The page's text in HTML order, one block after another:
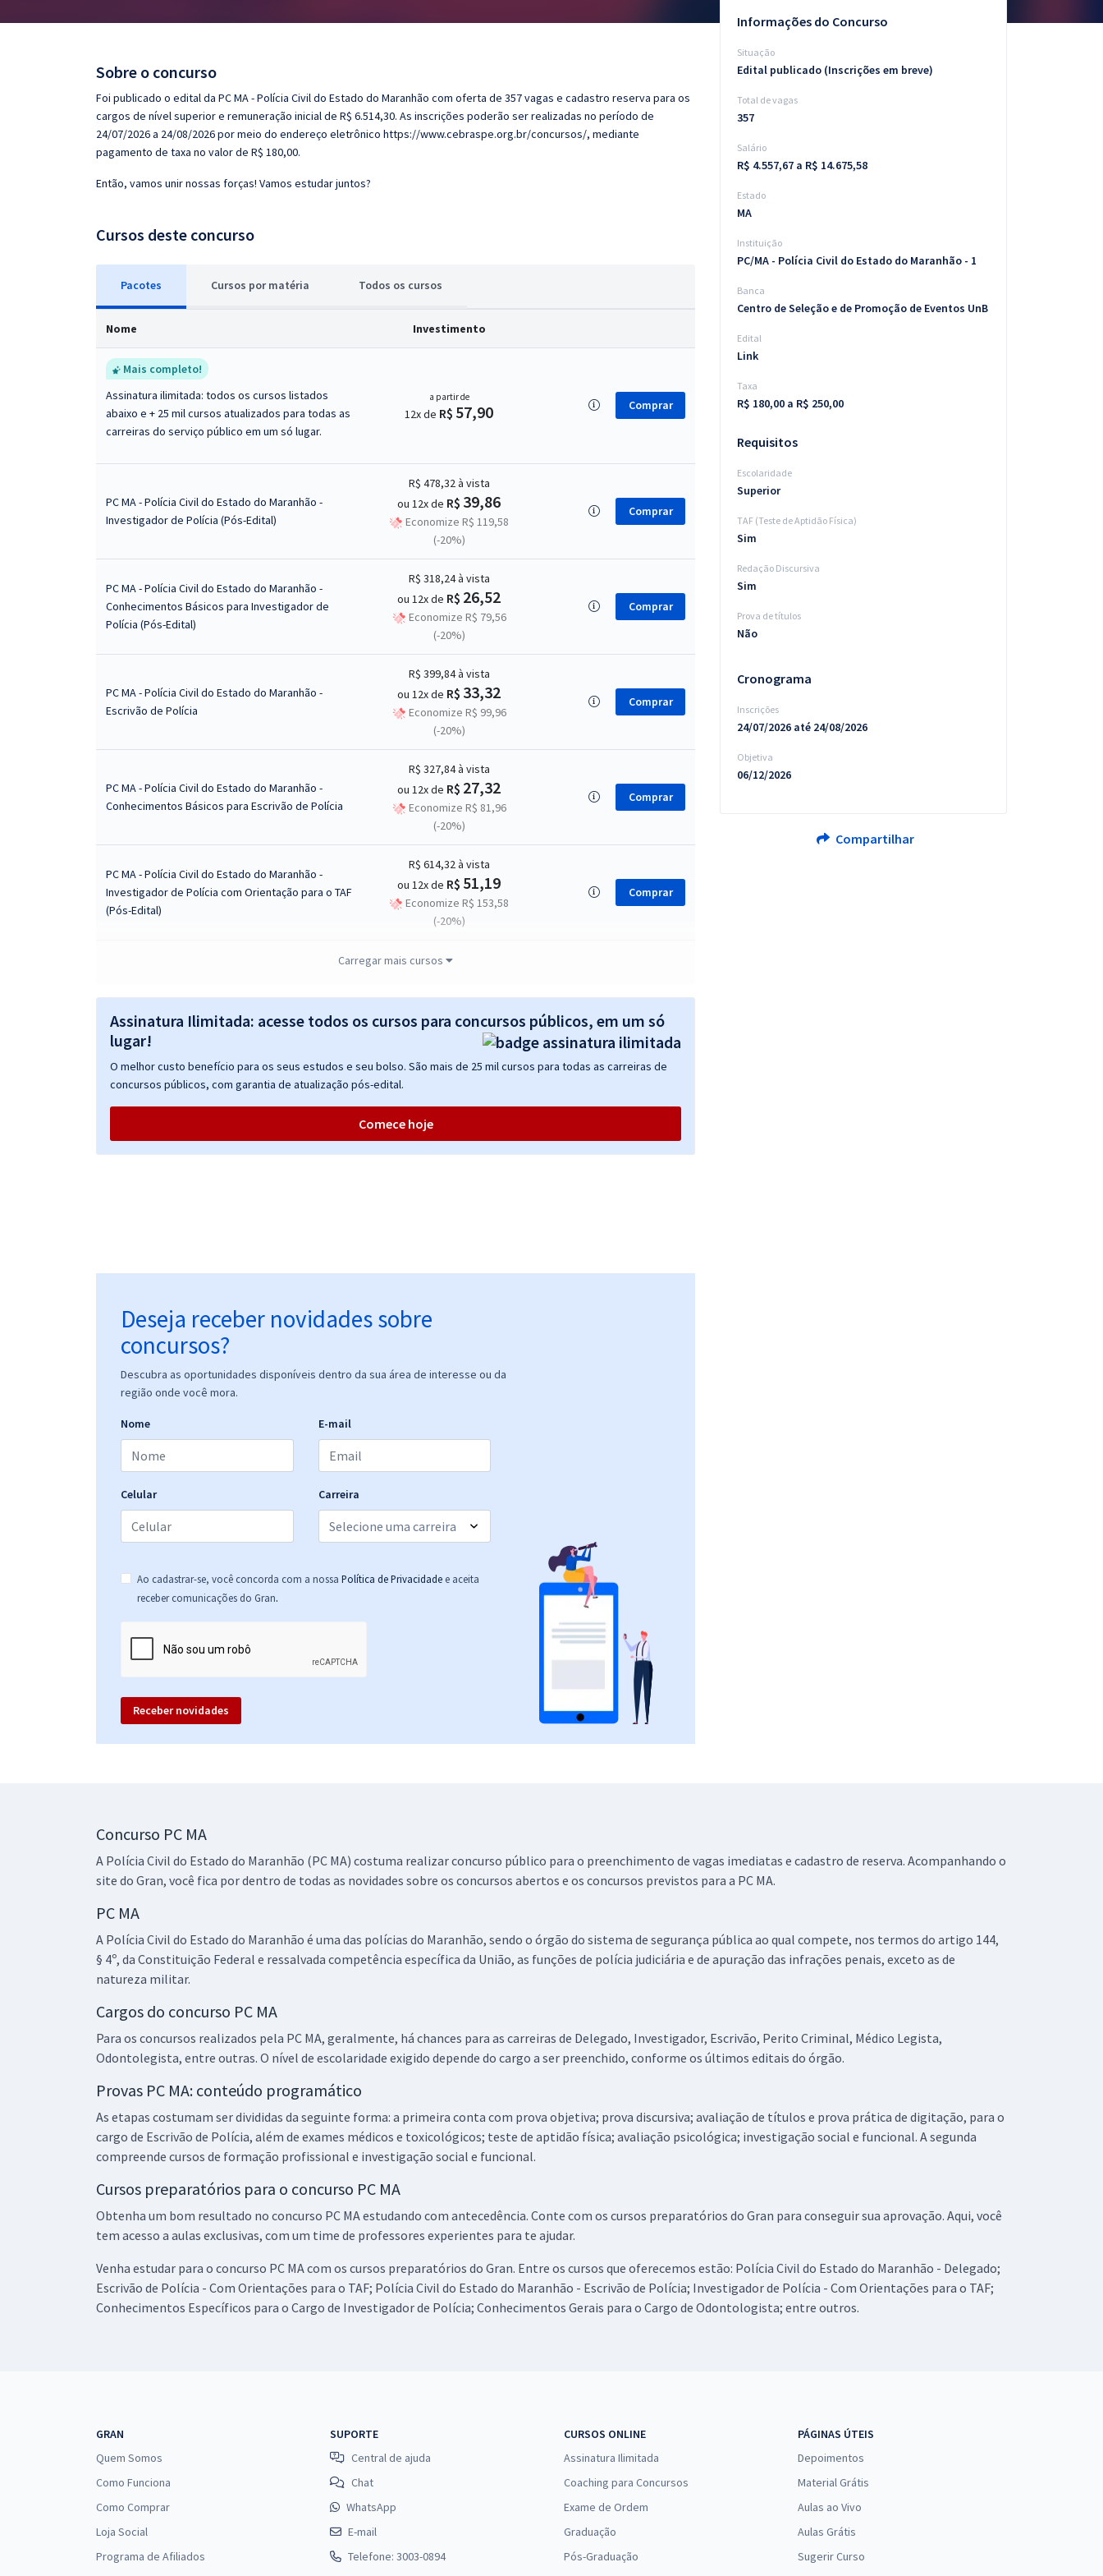
Sobre o concurso
Foi publicado o edital da PC MA - Polícia Civil do Estado do Maranhão com oferta de 357 vagas e cadastro reserva para os
cargos de nível superior e remuneração inicial de R$ 6.514,30. As inscrições poderão ser realizadas no período de
24/07/2026 a 24/08/2026 por meio do endereço eletrônico https://www.cebraspe.org.br/concursos/, mediante
pagamento de taxa no valor de R$ 180,00.
Então, vamos unir nossas forças! Vamos estudar juntos?
Cursos deste concurso
Pacotes Cursos por matéria Todos os cursos
Nome Investimento
Mais completo!
Assinatura ilimitada: todos os cursos listados
abaixo e + 25 mil cursos atualizados para todas as
carreiras do serviço público em um só lugar.
a partir de
12x de R$ 57,90 Comprar
PC MA - Polícia Civil do Estado do Maranhão -
Investigador de Polícia (Pós-Edital)
R$ 478,32à vista
ou 12x de R$ 39,86
Economize R$ 119,58
(-20%)
Comprar
PC MA - Polícia Civil do Estado do Maranhão -
Conhecimentos Básicos para Investigador de
Polícia (Pós-Edital)
R$ 318,24à vista
ou 12x de R$ 26,52
Economize R$ 79,56
(-20%)
Comprar
PC MA - Polícia Civil do Estado do Maranhão -
Escrivão de Polícia
R$ 399,84à vista
ou 12x de R$ 33,32
Economize R$ 99,96
(-20%)
Comprar
PC MA - Polícia Civil do Estado do Maranhão -
Conhecimentos Básicos para Escrivão de Polícia
R$ 327,84à vista
ou 12x de R$ 27,32
Economize R$ 81,96
(-20%)
Comprar
PC MA - Polícia Civil do Estado do Maranhão -
Investigador de Polícia com Orientação para o TAF
(Pós-Edital)
R$ 614,32à vista
ou 12x de R$ 51,19
Economize R$ 153,58
(-20%)
Comprar
R$ 367,92
Economize R$ 91,98
(-20%)
Carregar mais cursos
Assinatura Ilimitada: acesse todos os cursos para concursos públicos, em um só
lugar!
O melhor custo benefício para os seus estudos e seu bolso. São mais de 25 mil cursos para todas as carreiras de
concursos públicos, com garantia de atualização pós-edital.
Comece hoje
Deseja receber novidades sobre
concursos?
Descubra as oportunidades disponíveis dentro da sua área de interesse ou da
região onde você mora.
Nome E-mail
Celular Carreira
Ao cadastrar-se, você concorda com a nossa Política de Privacidade e aceita
receber comunicações do Gran.
Receber novidades
Informações do Concurso
Situação
Edital publicado (Inscrições em breve)
Total de vagas
357
Salário
R$ 4.557,67 a R$ 14.675,58
Estado
MA
Instituição
PC/MA - Polícia Civil do Estado do Maranhão - 1
Banca
Centro de Seleção e de Promoção de Eventos UnB
Edital
Link
Taxa
R$ 180,00 a R$ 250,00
Requisitos
Escolaridade
Superior
TAF (Teste de Aptidão Física)
Sim
Redação Discursiva
Sim
Prova de títulos
Não
Cronograma
Inscrições
24/07/2026 até 24/08/2026
Objetiva
06/12/2026
Compartilhar
Concurso PC MA
A Polícia Civil do Estado do Maranhão (PC MA) costuma realizar concurso público para o preenchimento de vagas imediatas e cadastro de reserva. Acompanhando o
site do Gran, você fica por dentro de todas as novidades sobre os concursos abertos e os concursos previstos para a PC MA.
PC MA
A Polícia Civil do Estado do Maranhão é uma das polícias do Maranhão, sendo o órgão do sistema de segurança pública ao qual compete, nos termos do artigo 144,
§ 4º, da Constituição Federal e ressalvada competência específica da União, as funções de polícia judiciária e de apuração das infrações penais, exceto as de
natureza militar.
Cargos do concurso PC MA
Para os concursos realizados pela PC MA, geralmente, há chances para as carreiras de Delegado, Investigador, Escrivão, Perito Criminal, Médico Legista,
Odontolegista, entre outras. O nível de escolaridade exigido depende do cargo a ser preenchido, conforme os últimos editais do órgão.
Provas PC MA: conteúdo programático
As etapas costumam ser divididas da seguinte forma: a primeira conta com prova objetiva; prova discursiva; avaliação de títulos e prova prática de digitação, para o
cargo de Escrivão de Polícia, além de exames médicos e toxicológicos; teste de aptidão física; avaliação psicológica; investigação social e funcional. A segunda
compreende cursos de formação profissional e investigação social e funcional.
Cursos preparatórios para o concurso PC MA
Obtenha um bom resultado no concurso PC MA estudando com antecedência. Conte com os cursos preparatórios do Gran para conseguir sua aprovação. Aqui, você
tem acesso a aulas exclusivas, com um time de professores experientes para te ajudar.
Venha estudar para o concurso PC MA com os cursos preparatórios do Gran. Entre os cursos que oferecemos estão: Polícia Civil do Estado do Maranhão - Delegado;
Escrivão de Polícia - Com Orientações para o TAF; Polícia Civil do Estado do Maranhão - Escrivão de Polícia; Investigador de Polícia - Com Orientações para o TAF;
Conhecimentos Específicos para o Cargo de Investigador de Polícia; Conhecimentos Gerais para o Cargo de Odontologista; entre outros.
GRAN
Quem Somos
Como Funciona
Como Comprar
Loja Social
Programa de Afiliados
SUPORTE
Central de ajuda
Chat
WhatsApp
E-mail
Telefone: 3003-0894
CURSOS ONLINE
Assinatura Ilimitada
Coaching para Concursos
Exame de Ordem
Graduação
Pós-Graduação
PÁGINAS ÚTEIS
Depoimentos
Material Grátis
Aulas ao Vivo
Aulas Grátis
Sugerir Curso